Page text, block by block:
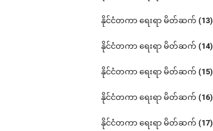
နိုင်ငံတကာ ရေးရာ မိတ်ဆက် (13)
နိုင်ငံတကာ ရေးရာ မိတ်ဆက် (14)
နိုင်ငံတကာ ရေးရာ မိတ်ဆက် (15)
နိုင်ငံတကာ ရေးရာ မိတ်ဆက် (16)
နိုင်ငံတကာ ရေးရာ မိတ်ဆက် (17)